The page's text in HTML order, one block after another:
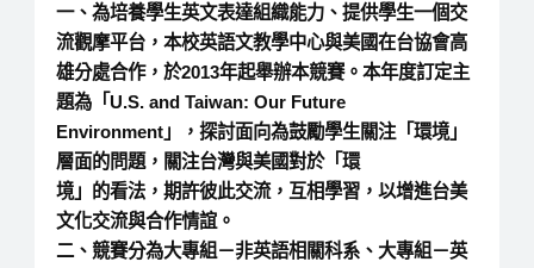
一、為培養學生英文表達組織能力、提供學生一個交
流觀摩平台，本校英語文教學中心與美國在台協會高
雄分處合作，於2013年起舉辦本競賽。本年度訂定主
題為「U.S. and Taiwan: Our Future
Environment」，探討面向為鼓勵學生關注「環境」
層面的問題，關注台灣與美國對於「環
境」的看法，期許彼此交流，互相學習，以增進台美
文化交流與合作情誼。
二、競賽分為大專組－非英語相關科系、大專組－英